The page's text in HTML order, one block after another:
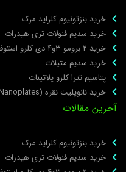
خرید بنزتونیوم کلراید مرک
خرید سدیم فنولات تری هیدرات
خرید ۲ برومو ۳و۴ دی‌ کلرو استوفنون
خرید سدیم متیلات
پتاسیم تترا کلرو پلاتینات
خرید نانوپلیت نقره (Silver Nanoplates)
مقالات
خرید بنزتونیوم کلراید مرک
خرید سدیم فنولات تری هیدرات